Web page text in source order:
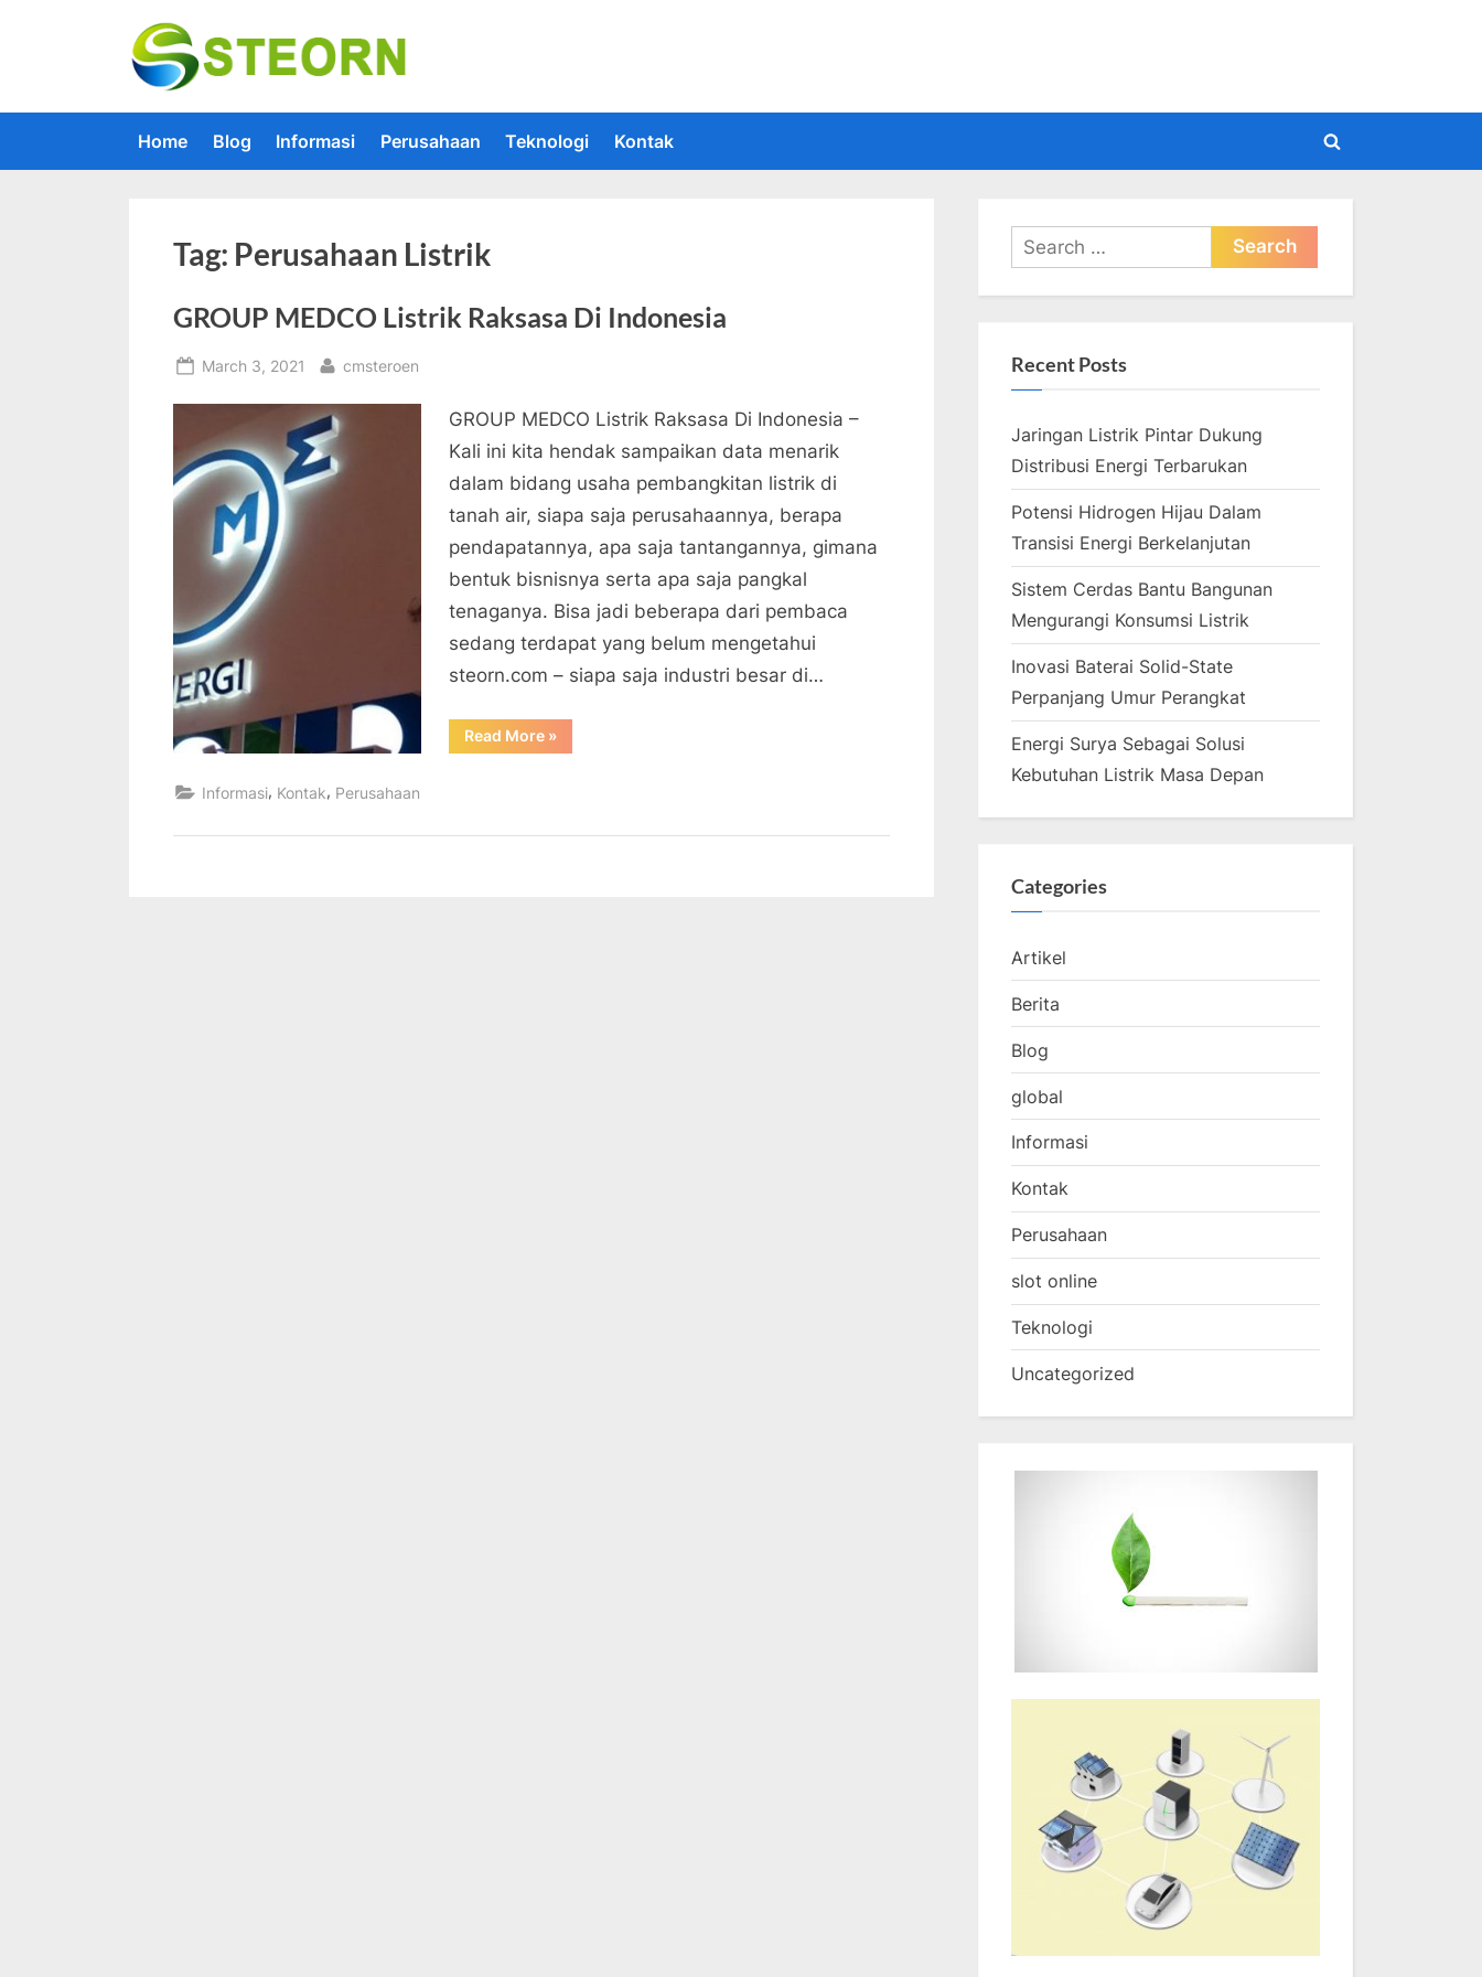
Home Blog Informasi Perusahaan Teknologi Kontak
Toggle
Tag: Perusahaan Listrik
GROUP MEDCO Listrik Raksasa Di Indonesia
Posted
March 3, 2021 By
cmsteroen
GROUP MEDCO Listrik Raksasa Di Indonesia –
Kali ini kita hendak sampaikan data menarik
dalam bidang usaha pembangkitan listrik di
tanah air, siapa saja perusahaannya, berapa
pendapatannya, apa saja tantangannya, gimana
bentuk bisnisnya serta apa saja pangkal
tenaganya. Bisa jadi beberapa dari pembaca
sedang terdapat yang belum mengetahui
steorn.com – siapa saja industri besar di…
Read More“GROUP
MEDCO
»
Informasi, Kontak, Perusahaan
Search
for:
Recent Posts
Jaringan Listrik Pintar Dukung
Distribusi Energi Terbarukan
Potensi Hidrogen Hijau Dalam
Transisi Energi Berkelanjutan
Sistem Cerdas Bantu Bangunan
Mengurangi Konsumsi Listrik
Inovasi Baterai Solid-State
Perpanjang Umur Perangkat
Energi Surya Sebagai Solusi
Kebutuhan Listrik Masa Depan
Categories
Artikel
Berita
Blog
global
Informasi
Kontak
Perusahaan
slot online
Teknologi
Uncategorized